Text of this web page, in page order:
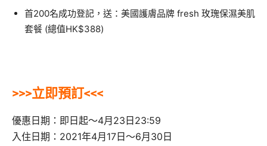
首200名成功登記，送：美國護膚品牌 fresh 玫瑰保濕美肌
套餐 (總值HK$388)
>>>立即預訂<<<
優惠日期：即日起～4月23日23:59
入住日期：2021年4月17日～6月30日